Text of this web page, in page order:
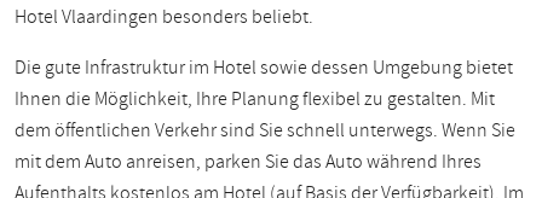
Hotel Vlaardingen besonders beliebt.
Die gute Infrastruktur im Hotel sowie dessen Umgebung bietet
Ihnen die Möglichkeit, Ihre Planung flexibel zu gestalten. Mit
dem öffentlichen Verkehr sind Sie schnell unterwegs. Wenn Sie
mit dem Auto anreisen, parken Sie das Auto während Ihres